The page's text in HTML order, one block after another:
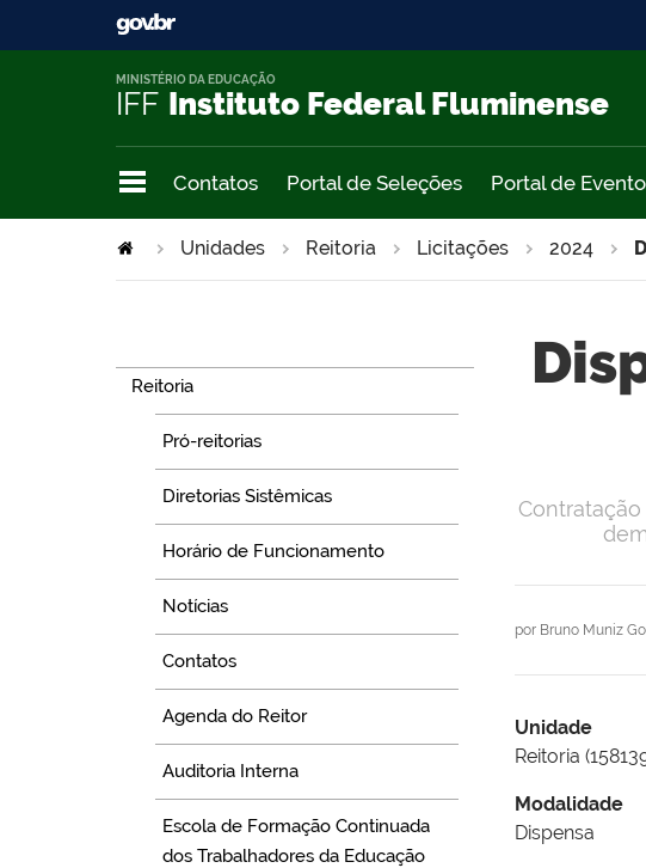
IFF Instituto Federal Fluminense
MINISTÉRIO DA EDUCAÇÃO
Contatos Portal de Seleções Portal de
Unidades Reitoria Licitações 2024
Reitoria
Pró-reitorias
Diretorias Sistêmicas
Horário de Funcionamento
Notícias
Contatos
Agenda do Reitor
Auditoria Interna
Escola de Formação Continuada
dos Trabalhadores da Educação
por Bruno Muniz
Unidade
Reitoria
Modalidade
Dispensa